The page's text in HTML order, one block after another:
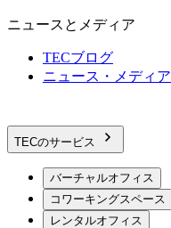
ニュースとメディア
TECブログ
ニュース・メディア
TECのサービス
バーチャルオフィス
コワーキングスペース
レンタルオフィス